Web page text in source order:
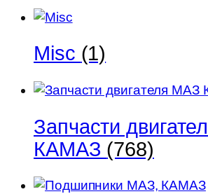
Misc (1)
Запчасти
КАМАЗ (768)